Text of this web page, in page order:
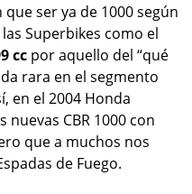
ser ya de 1000 según
Superbikes como el
cc por aquello del “qué
rara en el segmento
en el 2004 Honda
CBR 1000 con
que a muchos nos
de Fuego.